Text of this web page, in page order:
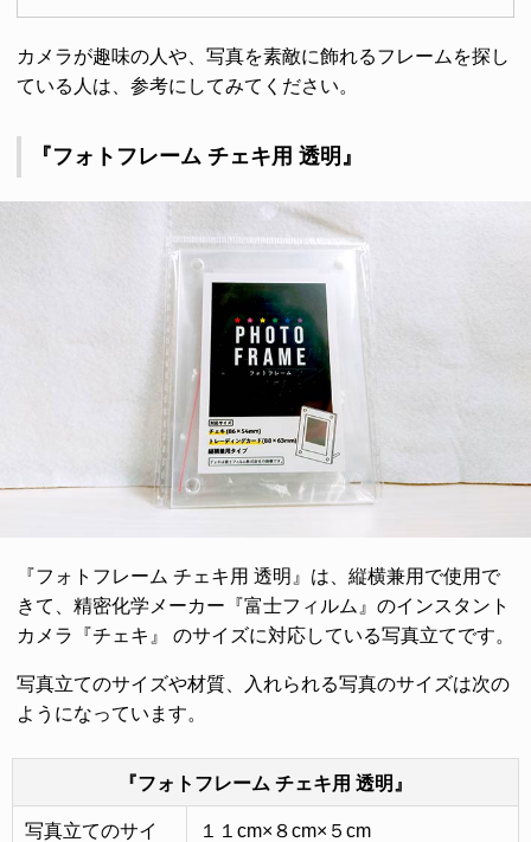
カメラが趣味の人や、写真を素敵に飾れるフレームを探し
ている人は、参考にしてみてください。
『フォトフレーム チェキ用 透明』
『フォトフレーム チェキ用 透明』は、縦横兼用で使用で
きて、精密化学メーカー『富士フィルム』のインスタント
カメラ『チェキ』 のサイズに対応している写真立てです。
写真立てのサイズや材質、入れられる写真のサイズは次の
ようになっています。
『フォトフレーム チェキ用 透明』
写真立てのサイ
１１cm×８cm×５cm